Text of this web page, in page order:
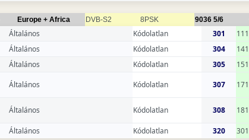
Europe + Africa DVB-S2 8PSK 9036 5/6
Általános Kódolatlan 301 111
Általános Kódolatlan 304 141
Általános Kódolatlan 305 151
Általános Kódolatlan 307 171
Általános Kódolatlan 308 181
Általános Kódolatlan 320 301